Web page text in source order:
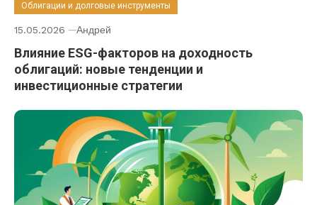
Облигации и долговые инструменты
15.05.2026 Андрей
Влияние ESG-факторов на доходность
облигаций: новые тенденции и
инвестиционные стратегии